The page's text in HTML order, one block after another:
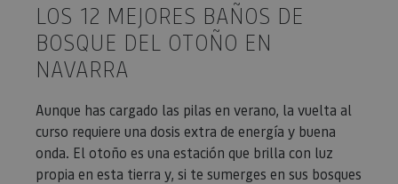
LOS 12 MEJORES BAÑOS DE
BOSQUE DEL OTOÑO EN
NAVARRA
Aunque has cargado las pilas en verano, la vuelta al
curso requiere una dosis extra de energía y buena
onda. El otoño es una estación que brilla con luz
propia en esta tierra y, si te sumerges en sus bosques